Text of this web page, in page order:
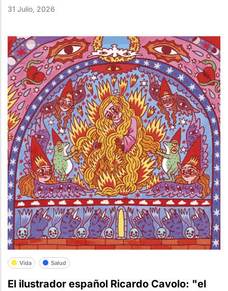
31 Julio, 2026
Vida Salud
El ilustrador español Ricardo Cavolo: "el